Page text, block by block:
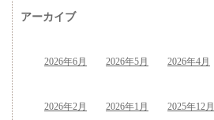
アーカイブ
2026年6月 2026年5月 2026年4月
2026年2月 2026年1月 2025年12月